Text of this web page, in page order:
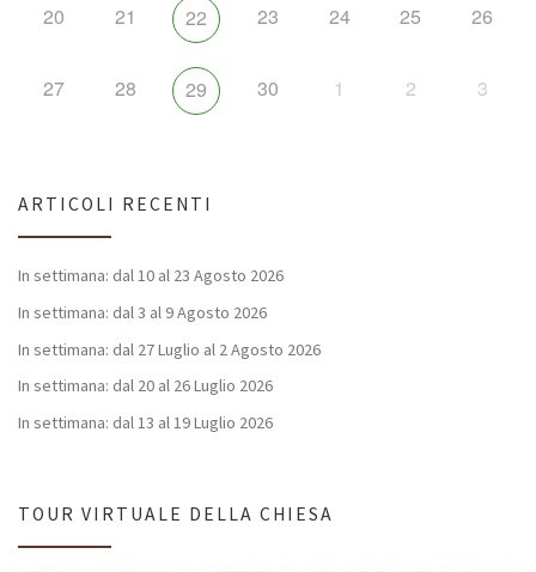
20 21 22 23 24 25 26
27 28 29 30 1 2 3
ARTICOLI RECENTI
In settimana: dal 10 al 23 Agosto 2026
In settimana: dal 3 al 9 Agosto 2026
In settimana: dal 27 Luglio al 2 Agosto 2026
In settimana: dal 20 al 26 Luglio 2026
In settimana: dal 13 al 19 Luglio 2026
TOUR VIRTUALE DELLA CHIESA